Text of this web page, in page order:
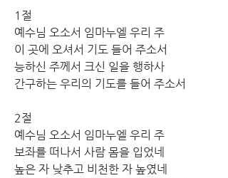
1절
예수님 오소서 임마누엘 우리 주
이 곳에 오셔서 기도 들어 주소서
능하신 주께서 크신 일을 행하사
간구하는 우리의 기도를 들어 주소서
2절
예수님 오소서 임마누엘 우리 주
보좌를 떠나서 사람 몸을 입었네
높은 자 낮추고 비천한 자 높였네